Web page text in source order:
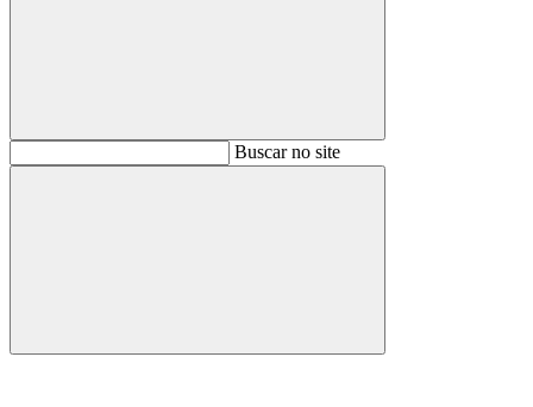
BuscarBuscar no site
Buscar